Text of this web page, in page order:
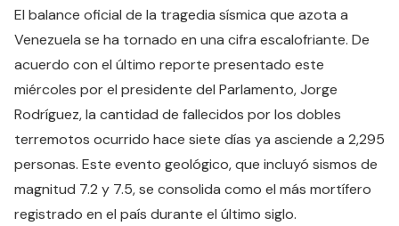
El balance oficial de la tragedia sísmica que azota a
Venezuela se ha tornado en una cifra escalofriante. De
acuerdo con el último reporte presentado este
miércoles por el presidente del Parlamento, Jorge
Rodríguez, la cantidad de fallecidos por los dobles
terremotos ocurrido hace siete días ya asciende a 2,295
personas. Este evento geológico, que incluyó sismos de
magnitud 7.2 y 7.5, se consolida como el más mortífero
registrado en el país durante el último siglo.